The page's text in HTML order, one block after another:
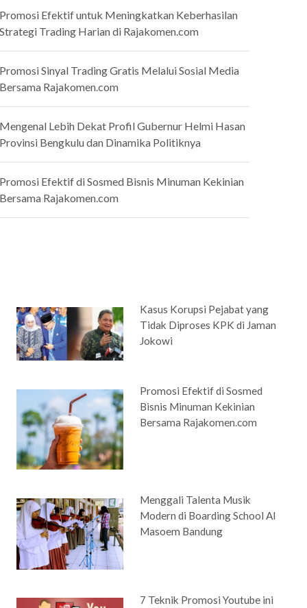
Efektif untuk Meningkatkan Keberhasilan
Trading Harian di Rajakomen.com
Sinyal Trading Gratis Melalui Sosial Media
Rajakomen.com
Lebih Dekat Profil Gubernur Helmi Hasan
Bengkulu dan Dinamika Politiknya
Efektif di Sosmed Bisnis Minuman Kekinian
Rajakomen.com
Kasus Korupsi Pejabat yang
Tidak Diproses KPK di Jaman
Jokowi
Promosi Efektif di Sosmed
Bisnis Minuman Kekinian
Bersama Rajakomen.com
Menggali Talenta Musik
Modern di Boarding School Al
Masoem Bandung
7 Teknik Promosi Youtube ini